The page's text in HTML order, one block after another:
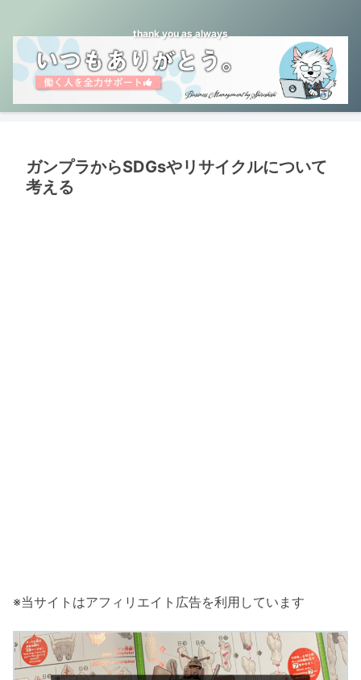
thank you as always
ガンプラからSDGsやリサイクルについて
考える
※当サイトはアフィリエイト広告を利用しています